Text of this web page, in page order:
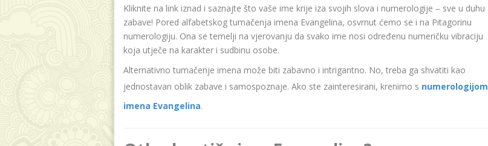
Kliknite na link iznad i saznajte što vaše ime krije iza svojih slova i numerologije – sve u duhu
zabave! Pored alfabetskog tumačenja imena Evangelina, osvrnut ćemo se i na Pitagorinu
numerologiju. Ona se temelji na vjerovanju da svako ime nosi određenu numeričku vibraciju
koja utječe na karakter i sudbinu osobe.
Alternativno tumačenje imena može biti zabavno i intrigantno. No, treba ga shvatiti kao
jednostavan oblik zabave i samospoznaje. Ako ste zainteresirani, krenimo s numerologijom
imena Evangelina.